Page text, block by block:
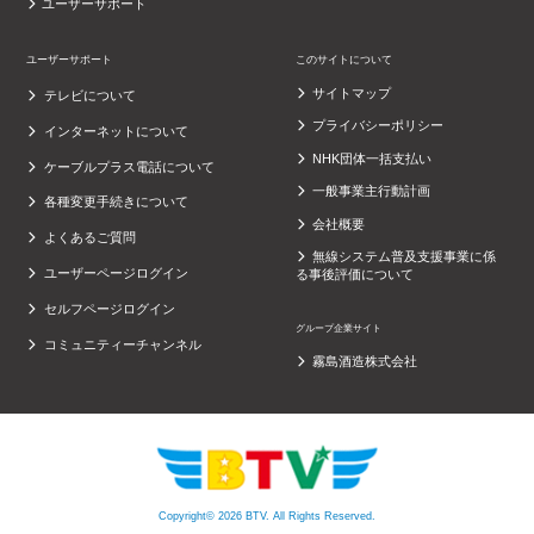
ユーザーサポート
ユーザーサポート
テレビについて
インターネットについて
ケーブルプラス電話について
各種変更手続きについて
よくあるご質問
ユーザーページログイン
セルフページログイン
コミュニティーチャンネル
このサイトについて
サイトマップ
プライバシーポリシー
NHK団体一括支払い
一般事業主行動計画
会社概要
無線システム普及支援事業に係
る事後評価について
グループ企業サイト
霧島酒造株式会社
Copyright© 2026 BTV. All Rights Reserved.